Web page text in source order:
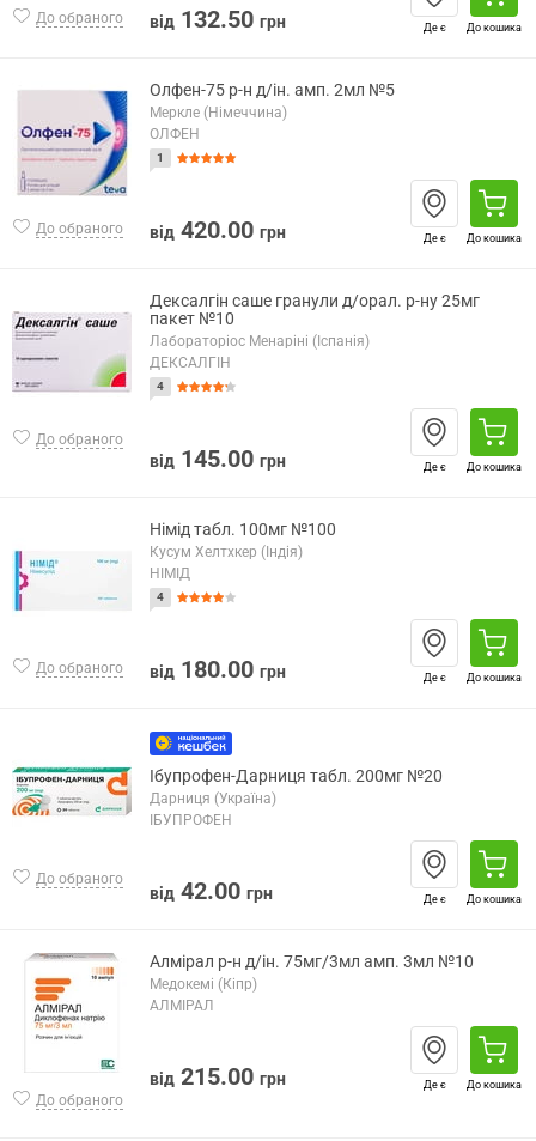
До обраного від 132.50 грн Де є До кошика
До обраного
Олфен-75 р-н д/ін. амп. 2мл №5
Меркле (Німеччина)
ОЛФЕН
1
від 420.00 грн Де є До кошика
До обраного
Дексалгін саше гранули д/орал. р-ну 25мг
пакет №10
Лабораторіос Менаріні (Іспанія)
ДЕКСАЛГІН
4
від 145.00 грн Де є До кошика
До обраного
Німід табл. 100мг №100
Кусум Хелтхкер (Індія)
НІМІД
4
від 180.00 грн Де є До кошика
До обраного
Ібупрофен-Дарниця табл. 200мг №20
Дарниця (Україна)
ІБУПРОФЕН
від 42.00 грн Де є До кошика
До обраного
Алмірал р-н д/ін. 75мг/3мл амп. 3мл №10
Медокемі (Кіпр)
АЛМІРАЛ
від 215.00 грн Де є До кошика